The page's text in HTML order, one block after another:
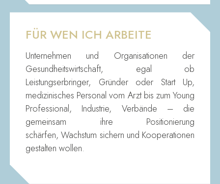
FÜR WEN ICH ARBEITE
Unternehmen und Organisationen der
Gesundheitswirtschaft, egal ob
Leistungserbringer, Gründer oder Start Up,
medizinisches Personal vom Arzt bis zum Young
Professional, Industrie, Verbände – die
gemeinsam ihre Positionierung
schärfen, Wachstum sichern und Kooperationen
gestalten wollen.